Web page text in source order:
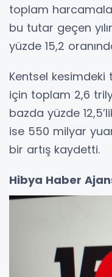
toplam
bu tutar geçen
yüzde 15,2
Kentsel
için toplam 2,6
bazda yüzde
ise 550 milyar
bir artış kaydetti.
Hibya Haber